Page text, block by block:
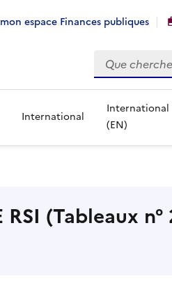
espace Finances publiques
Rechercher
International
International
(EN)
RSI (Tableaux